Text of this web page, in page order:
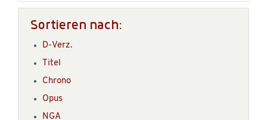
Sortieren nach:
D-Verz.
Titel
Chrono
Opus
NGA